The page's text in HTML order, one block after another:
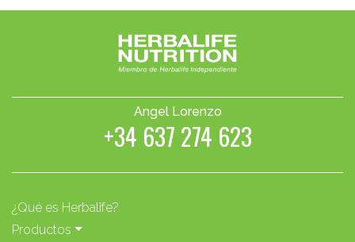
Angel Lorenzo
+34 637 274 623
¿Qué es Herbalife?
Productos